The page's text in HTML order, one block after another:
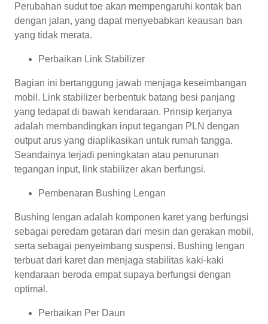
Perubahan sudut toe akan mempengaruhi kontak ban
dengan jalan, yang dapat menyebabkan keausan ban
yang tidak merata.
Perbaikan Link Stabilizer
Bagian ini bertanggung jawab menjaga keseimbangan
mobil. Link stabilizer berbentuk batang besi panjang
yang tedapat di bawah kendaraan. Prinsip kerjanya
adalah membandingkan input tegangan PLN dengan
output arus yang diaplikasikan untuk rumah tangga.
Seandainya terjadi peningkatan atau penurunan
tegangan input, link stabilizer akan berfungsi.
Pembenaran Bushing Lengan
Bushing lengan adalah komponen karet yang berfungsi
sebagai peredam getaran dari mesin dan gerakan mobil,
serta sebagai penyeimbang suspensi. Bushing lengan
terbuat dari karet dan menjaga stabilitas kaki-kaki
kendaraan beroda empat supaya berfungsi dengan
optimal.
Perbaikan Per Daun